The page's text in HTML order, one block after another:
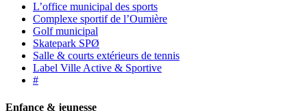
L’office municipal des sports
Complexe sportif de l’Oumière
Golf municipal
Skatepark SPØ
Salle & courts extérieurs de tennis
Label Ville Active & Sportive
#
Enfance & jeunesse